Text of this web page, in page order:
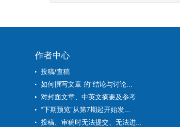
作者中心
投稿/查稿
如何撰写文章 的“结论与讨论...
对封面文章、中英文摘要及参考...
“下期预览”从第7期起开始发...
投稿、审稿时无法提交、无法进...